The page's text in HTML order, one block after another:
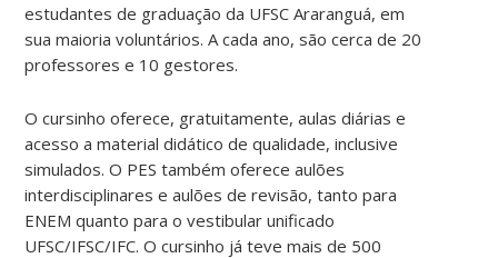
estudantes de graduação da UFSC Araranguá, em
sua maioria voluntários. A cada ano, são cerca de 20
professores e 10 gestores.
O cursinho oferece, gratuitamente, aulas diárias e
acesso a material didático de qualidade, inclusive
simulados. O PES também oferece aulões
interdisciplinares e aulões de revisão, tanto para
ENEM quanto para o vestibular unificado
UFSC/IFSC/IFC. O cursinho já teve mais de 500